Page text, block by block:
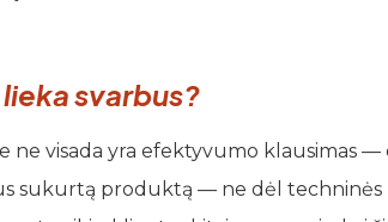
svarbus?
ne visada yra efektyvumo klausimas —
sukurtą produktą — ne dėl techninės